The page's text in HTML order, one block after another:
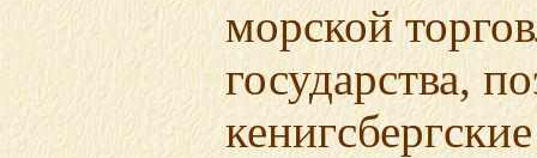
морской
государства,